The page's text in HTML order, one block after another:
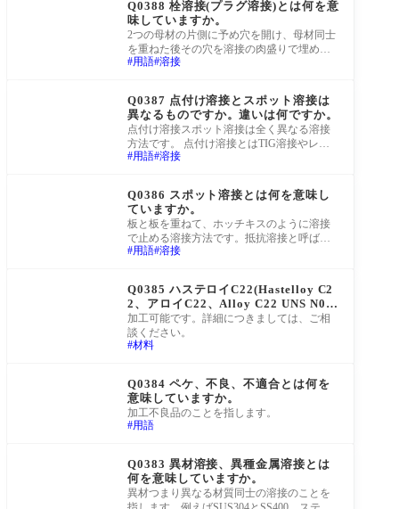
Q0388 栓溶接(プラグ溶接)とは何を意
味していますか。
2つの母材の片側に予め穴を開け、母材同士
を重ねた後その穴を溶接の肉盛りで埋める
ことにより加工する溶接方法です。TIG溶接
用語 溶接
Q0387 点付け溶接とスポット溶接は
異なるものですか。違いは何ですか。
点付け溶接スポット溶接は全く異なる溶接
方法です。 点付け溶接とはTIG溶接やレー
ザー溶接によって溶接を小さな点状に溶接
用語 溶接
Q0386 スポット溶接とは何を意味し
ていますか。
板と板を重ねて、ホッチキスのように溶接
で止める溶接方法です。抵抗溶接と呼ばれ
る溶接方法で、通電させた際の抵抗で生ま
用語 溶接
Q0385 ハステロイC22(Hastelloy C2
2、アロイC22、Alloy C22 UNS N060
22)を加工可能なメーカーを探してい
ます。
加工可能です。詳細につきましては、ご相
談ください。
材料
Q0384 ペケ、不良、不適合とは何を
意味していますか。
加工不良品のことを指します。
用語
Q0383 異材溶接、異種金属溶接とは
何を意味していますか。
異材つまり異なる材質同士の溶接のことを